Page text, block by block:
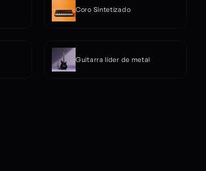
Coro Sintetizado
Guitarra líder de metal